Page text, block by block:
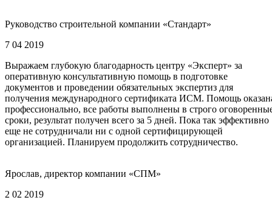
Руководство строительной компании «Стандарт»
7 04 2019
Выражаем глубокую благодарность центру «Эксперт» за
оперативную консультативную помощь в подготовке
документов и проведении обязательных экспертиз для
получения международного сертификата ИСМ. Помощь
профессионально, все работы выполнены в строго
сроки, результат получен всего за 5 дней. Пока так эффективно
еще не сотрудничали ни с одной сертифицирующей
организацией. Планируем продолжить сотрудничество.
Ярослав, директор компании «СПМ»
2 02 2019